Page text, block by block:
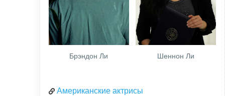
Брэндон Ли Шеннон Ли
Американские актрисы